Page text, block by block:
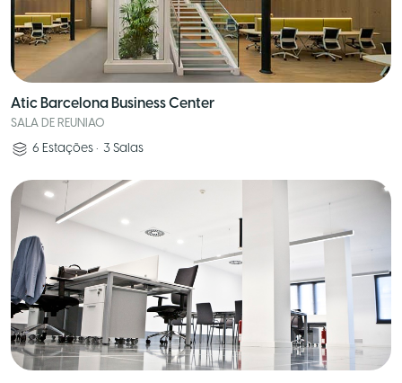
Atic Barcelona Business Center
SALA DE REUNIAO
6 Estações • 3 Salas